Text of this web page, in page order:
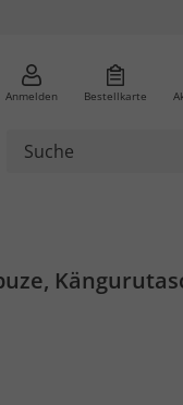
Anmelden Bestellkarte